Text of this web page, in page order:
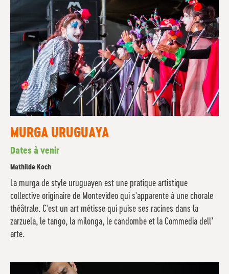
MURGA URUGUAYA
Dates à venir
Mathilde Koch
La murga de style uruguayen est une pratique artistique
collective originaire de Montevideo qui s'apparente à une chorale
théâtrale. C'est un art métisse qui puise ses racines dans la
zarzuela, le tango, la milonga, le candombe et la Commedia dell’
arte.